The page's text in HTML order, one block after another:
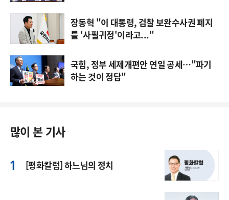
장동혁 "이 대통령, 검찰 보완수사권 폐지
를 '사필귀정'이라고..."
국힘, 정부 세제개편안 연일 공세…"파기
하는 것이 정답"
많이 본 기사
[평화칼럼] 하느님의 정치